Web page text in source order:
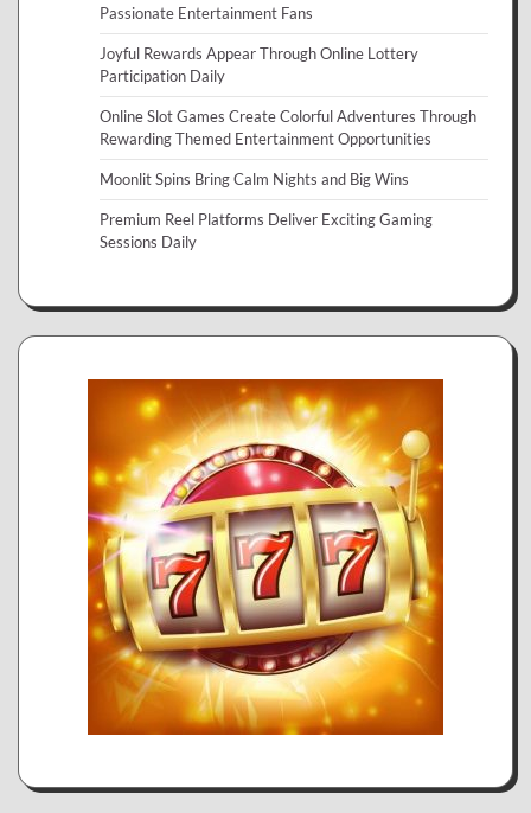
Passionate Entertainment Fans
Joyful Rewards Appear Through Online Lottery
Participation Daily
Online Slot Games Create Colorful Adventures Through
Rewarding Themed Entertainment Opportunities
Moonlit Spins Bring Calm Nights and Big Wins
Premium Reel Platforms Deliver Exciting Gaming
Sessions Daily